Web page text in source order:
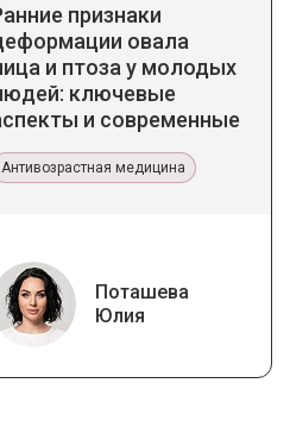
признаки
овала
и птоза у молодых
ключевые
и современные
Антивозрастная медицина
Поташева
Юлия